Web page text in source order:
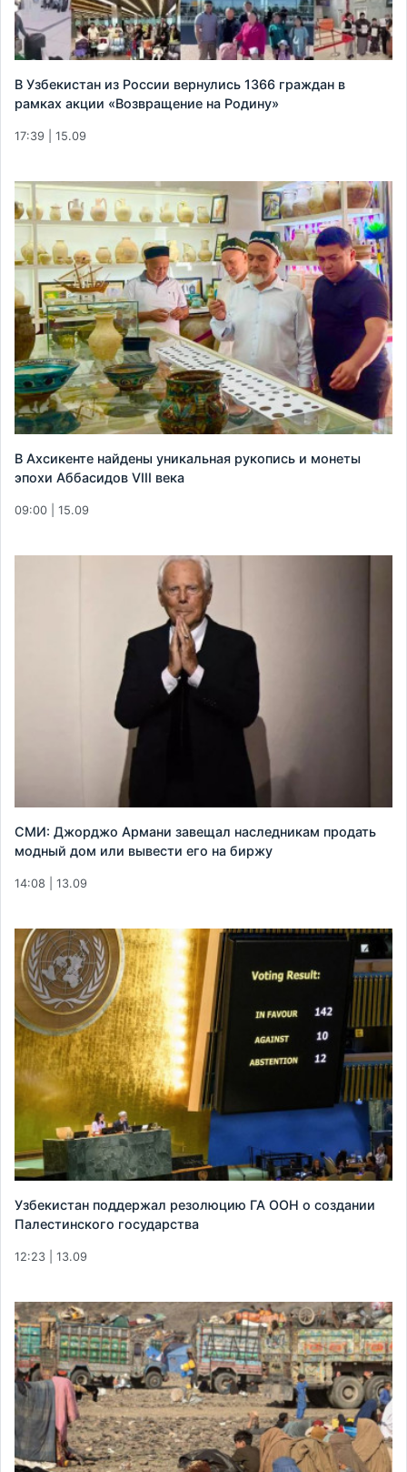
В Узбекистан из России вернулись 1366 граждан в
рамках акции «Возвращение на Родину»
17:39 | 15.09
В Ахсикенте найдены уникальная рукопись и монеты
эпохи Аббасидов VIII века
09:00 | 15.09
СМИ: Джорджо Армани завещал наследникам продать
модный дом или вывести его на биржу
14:08 | 13.09
Узбекистан поддержал резолюцию ГА ООН о создании
Палестинского государства
12:23 | 13.09